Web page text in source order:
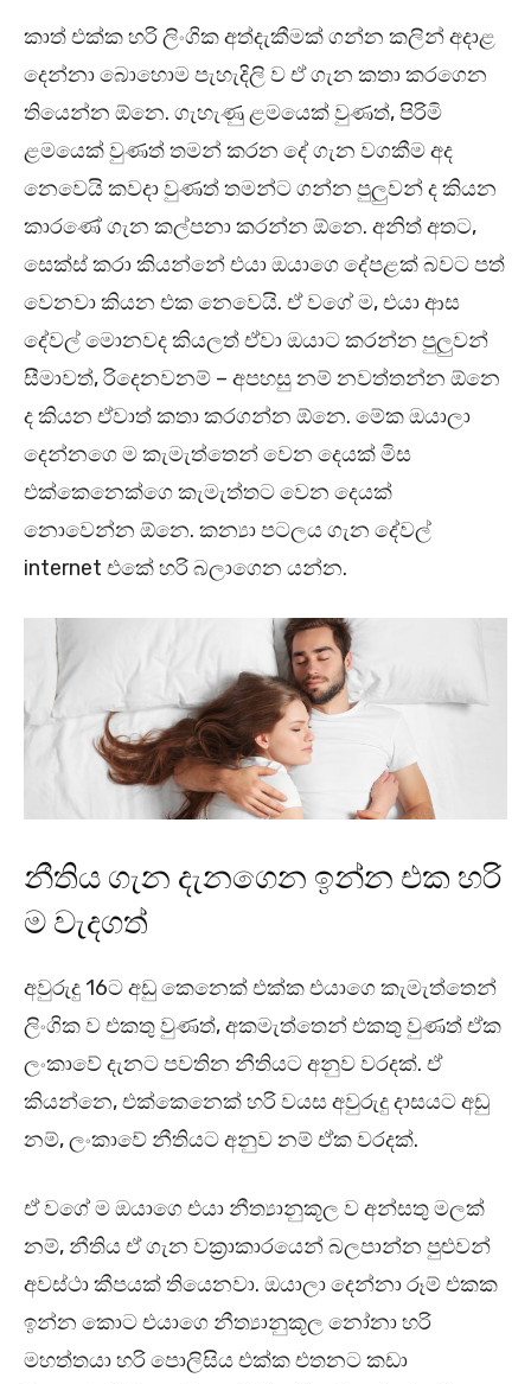
කාත් එක්ක හරි ලිංගික අත්දැකීමක් ගන්න කලින් අදාළ
දෙන්නා බොහොම පැහැදිලි ව ඒ ගැන කතා කරගෙන
තියෙන්න ඕනෙ. ගැහැණු ළමයෙක් වුණත්, පිරිමි
ළමයෙක් වුණත් තමන් කරන දේ ගැන වගකීම අද
නෙවෙයි කවදා වුණත් තමන්ට ගන්න පුලුවන් ද කියන
කාරණේ ගැන කල්පනා කරන්න ඕනෙ. අනිත් අතට,
සෙක්ස් කරා කියන්නේ එයා ඔයාගෙ දේපළක් බවට පත්
වෙනවා කියන එක නෙවෙයි. ඒ වගේ ම, එයා ආස
දේවල් මොනවද කියලත් ඒවා ඔයාට කරන්න පුලුවන්
සීමාවත්, රිදෙනවනම් – අපහසු නම් නවත්තන්න ඕනෙ
ද කියන ඒවාත් කතා කරගන්න ඕනෙ. මේක ඔයාලා
දෙන්නගෙ ම කැමැත්තෙන් වෙන දෙයක් මිස
එක්කෙනෙක්ගෙ කැමැත්තට වෙන දෙයක්
නොවෙන්න ඕනෙ. කන්‍යා පටලය ගැන දේවල්
internet එකේ හරි බලාගෙන යන්න.
නීතිය ගැන දැනගෙන ඉන්න එක හරි
ම වැදගත්
අවුරුදු 16ට අඩු කෙනෙක් එක්ක එයාගෙ කැමැත්තෙන්
ලිංගික ව එකතු වුණත්, අකමැත්තෙන් එකතු වුණත් ඒක
ලංකාවේ දැනට පවතින නීතියට අනුව වරදක්. ඒ
කියන්නෙ, එක්කෙනෙක් හරි වයස අවුරුදු දාසයට අඩු
නම්, ලංකාවේ නීතියට අනුව නම් ඒක වරදක්.
ඒ වගේ ම ඔයාගෙ එයා නීත්‍යානුකූල ව අන්සතු මලක්
නම්, නීතිය ඒ ගැන වක්‍රාකාරයෙන් බලපාන්න පුළුවන්
අවස්ථා කීපයක් තියෙනවා. ඔයාලා දෙන්නා රූම් එකක
ඉන්න කොට එයාගෙ නීත්‍යානුකූල නෝනා හරි
මහත්තයා හරි පොලිසිය එක්ක එතනට කඩා